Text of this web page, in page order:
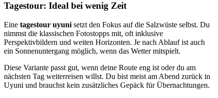
Tagestour: Ideal bei wenig Zeit
Eine tagestour uyuni setzt den Fokus auf die Salzwüste selbst. Du
nimmst die klassischen Fotostopps mit, oft inklusive
Perspektivbildern und weiten Horizonten. Je nach Ablauf ist auch
ein Sonnenuntergang möglich, wenn das Wetter mitspielt.
Diese Variante passt gut, wenn deine Route eng ist oder du am
nächsten Tag weiterreisen willst. Du bist meist am Abend zurück in
Uyuni und brauchst kein zusätzliches Gepäck für Übernachtungen.